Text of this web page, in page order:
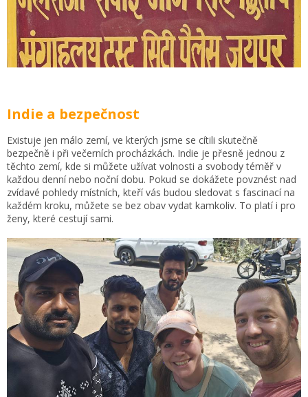
Indie a bezpečnost
Existuje jen málo zemí, ve kterých jsme se cítili skutečně
bezpečně i při večerních procházkách. Indie je přesně jednou z
těchto zemí, kde si můžete užívat volnosti a svobody téměř v
každou denní nebo noční dobu. Pokud se dokážete povznést nad
zvídavé pohledy místních, kteří vás budou sledovat s fascinací na
každém kroku, můžete se bez obav vydat kamkoliv. To platí i pro
ženy, které cestují sami.